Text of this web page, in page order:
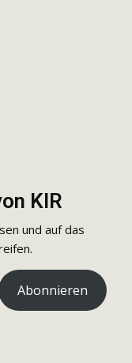
KIR
und auf das
Abonnieren